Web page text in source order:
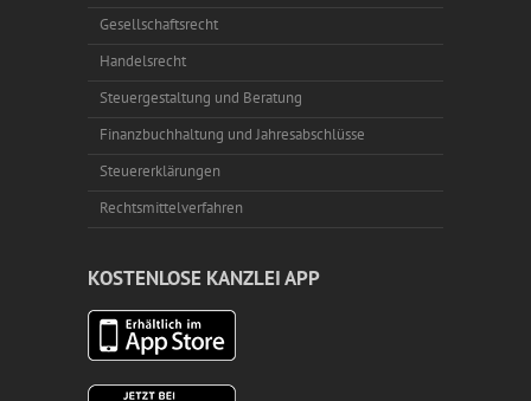
Gesellschaftsrecht
Handelsrecht
Steuergestaltung und Beratung
Finanzbuchhaltung und Jahresabschlüsse
Steuererklärungen
Rechtsmittelverfahren
KOSTENLOSE KANZLEI APP